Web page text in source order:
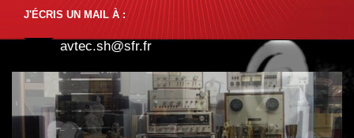
J'ÉCRIS UN MAIL À :
avtec.sh@sfr.fr